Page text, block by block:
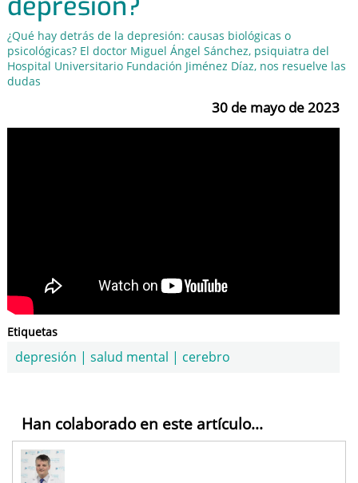
¿Qué hay detrás de la depresión: causas biológicas o
psicológicas? El doctor Miguel Ángel Sánchez, psiquiatra del
Hospital Universitario Fundación Jiménez Díaz, nos resuelve las
dudas
30 de mayo de 2023
Etiquetas
depresión | salud mental | cerebro
Han colaborado en este artículo...